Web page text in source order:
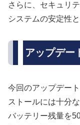
さらに、セキュリ
システムの安定性
アップデー
今回のアップデー
ストールには十分
バッテリー残量を